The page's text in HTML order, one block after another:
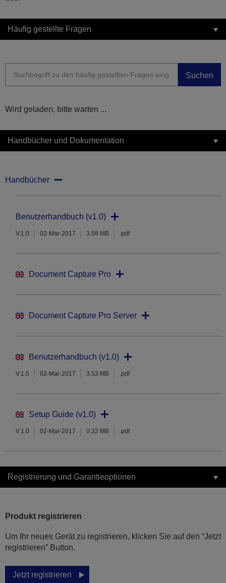
Häufig gestellte Fragen
Suchen
Wird geladen, bitte warten ...
Handbücher und Dokumentation
Handbücher
Benutzerhandbuch (v1.0)
V.1.0 02-Mar-2017 3.58 MB .pdf
Document Capture Pro
Document Capture Pro Server
Benutzerhandbuch (v1.0)
V.1.0 02-Mar-2017 3.53 MB .pdf
Setup Guide (v1.0)
V.1.0 02-Mar-2017 0.32 MB .pdf
Registrierung und Garantieoptionen
Produkt registrieren
Um Ihr neues Gerät zu registrieren, klicken Sie auf den “Jetzt
registrieren” Button.
Jetzt registrieren